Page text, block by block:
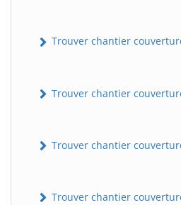
Trouver chantier
Trouver chantier
Trouver chantier
Trouver chantier